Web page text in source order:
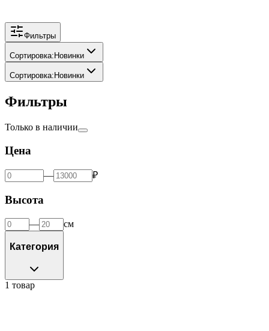
Фильтры
Сортировка: Новинки
Сортировка: Новинки
Фильтры
Только в наличии
Цена
— ₽
Высота
— см
Категория
1 товар